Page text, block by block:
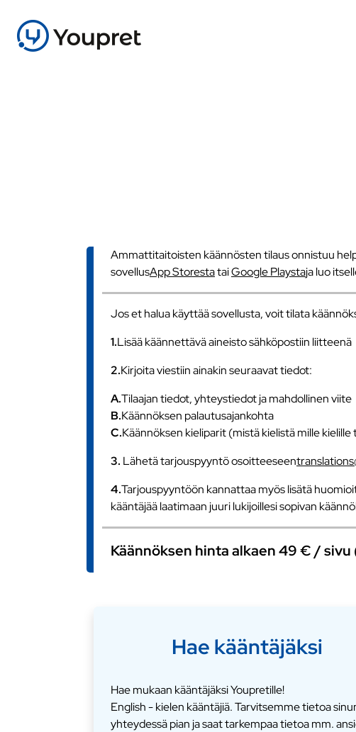
Ammattitaitoisten käännösten tilaus onnistuu
sovellusApp StorestataiGoogle Playstaja luo
Jos et halua käyttää sovellusta, voit tilata
1.Lisää käännettävä aineisto sähköpostiin liitteenä
2.Kirjoita viestiin ainakin seuraavat tiedot:
A.Tilaajan tiedot, yhteystiedot ja mahdollinen viite
B.Käännöksen palautusajankohta
C.Käännöksen kieliparit (mistä kielistä mille
3. Lähetä tarjouspyyntö osoitteeseen
4.Tarjouspyyntöön kannattaa myös lisätä
kääntäjää laatimaan juuri lukijoillesi sopivan
Käännöksen hinta alkaen 49 € /
Hae kääntäjäksi
Hae mukaan kääntäjäksi Youpretille!
English - kielen kääntäjiä. Tarvitsemme tietoa
yhteydessä pian ja saat tarkempaa tietoa mm.